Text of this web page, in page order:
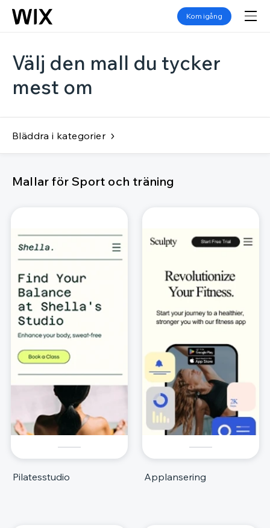
Kom igång
Välj den mall du tycker
mest om
Bläddra i kategorier
Mallar för Sport och träning
Pilatesstudio Applansering